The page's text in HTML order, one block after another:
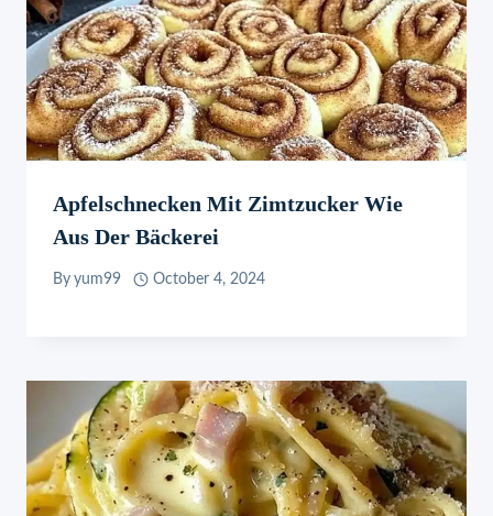
Apfelschnecken Mit Zimtzucker Wie
Aus Der Bäckerei
By yum99 October 4, 2024